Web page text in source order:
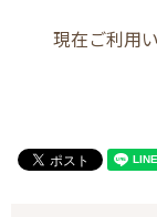
現在ご利用